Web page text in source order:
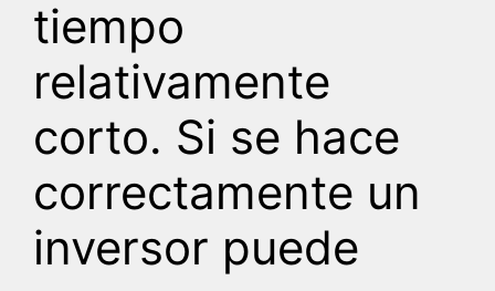
tiempo
relativamente
corto. Si se hace
correctamente un
inversor puede